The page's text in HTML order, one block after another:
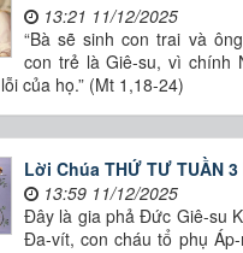
13:21 11/12/2025
“Bà sẽ sinh con trai và
con trẻ là Giê-su, vì chính
của họ.” (Mt 1,18-24)
Lời Chúa THỨ TƯ TUẦN 3
13:59 11/12/2025
Đây là gia phả Đức Giê-su
Đa-vít, con cháu tổ phụ